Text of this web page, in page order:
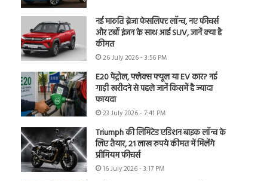
नई मारुति ब्रेजा फेसलिफ्ट लॉन्च, नए फीचर्स
और टर्बो इंजन के साथ आई SUV, जानें क्या है
कीमत
26 July 2026 - 3:56 PM
E20 पेट्रोल, फ्लेक्स फ्यूल या EV कार? नई
गाड़ी खरीदने से पहले जानें किसमें है ज्यादा
फायदा
23 July 2026 - 7:41 PM
Triumph की लिमिटेड एडिशन बाइक लॉन्च के
लिए तैयार, 21 लाख रुपये कीमत में मिलेंगे
प्रीमियम फीचर्स
16 July 2026 - 3:17 PM